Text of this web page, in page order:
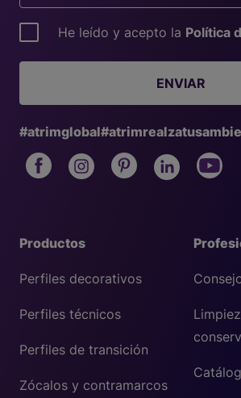
Productos
Perfiles decorativos
Perfiles técnicos
Perfiles de transición
Zócalos y contramarcos
He leído y acepto la Política
ENVIAR
#atrimglobal